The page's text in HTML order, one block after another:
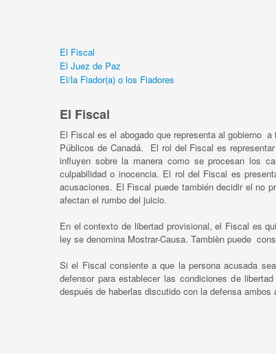
El Fiscal
El Juez de Paz
El/la Fiador(a) o los Fiadores
El Fiscal
El Fiscal es el abogado que representa al gobierno
Públicos de Canadá. El rol del Fiscal es
influyen sobre la manera como se procesan los
culpabilidad o inocencia. El rol del Fiscal es
acusaciones. El Fiscal puede también decidir el no
afectan el rumbo del juicio.
En el contexto de libertad provisional, el Fiscal es
ley se denomina Mostrar-Causa. Tambièn puede
Si el Fiscal consiente a que la persona acusada
defensor para establecer las condiciones de
después de haberlas discutido con la defensa